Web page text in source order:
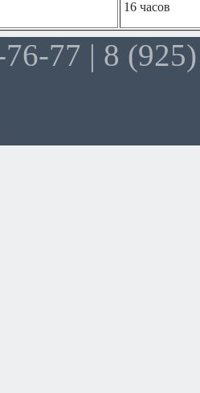
16 часов
77 | 8